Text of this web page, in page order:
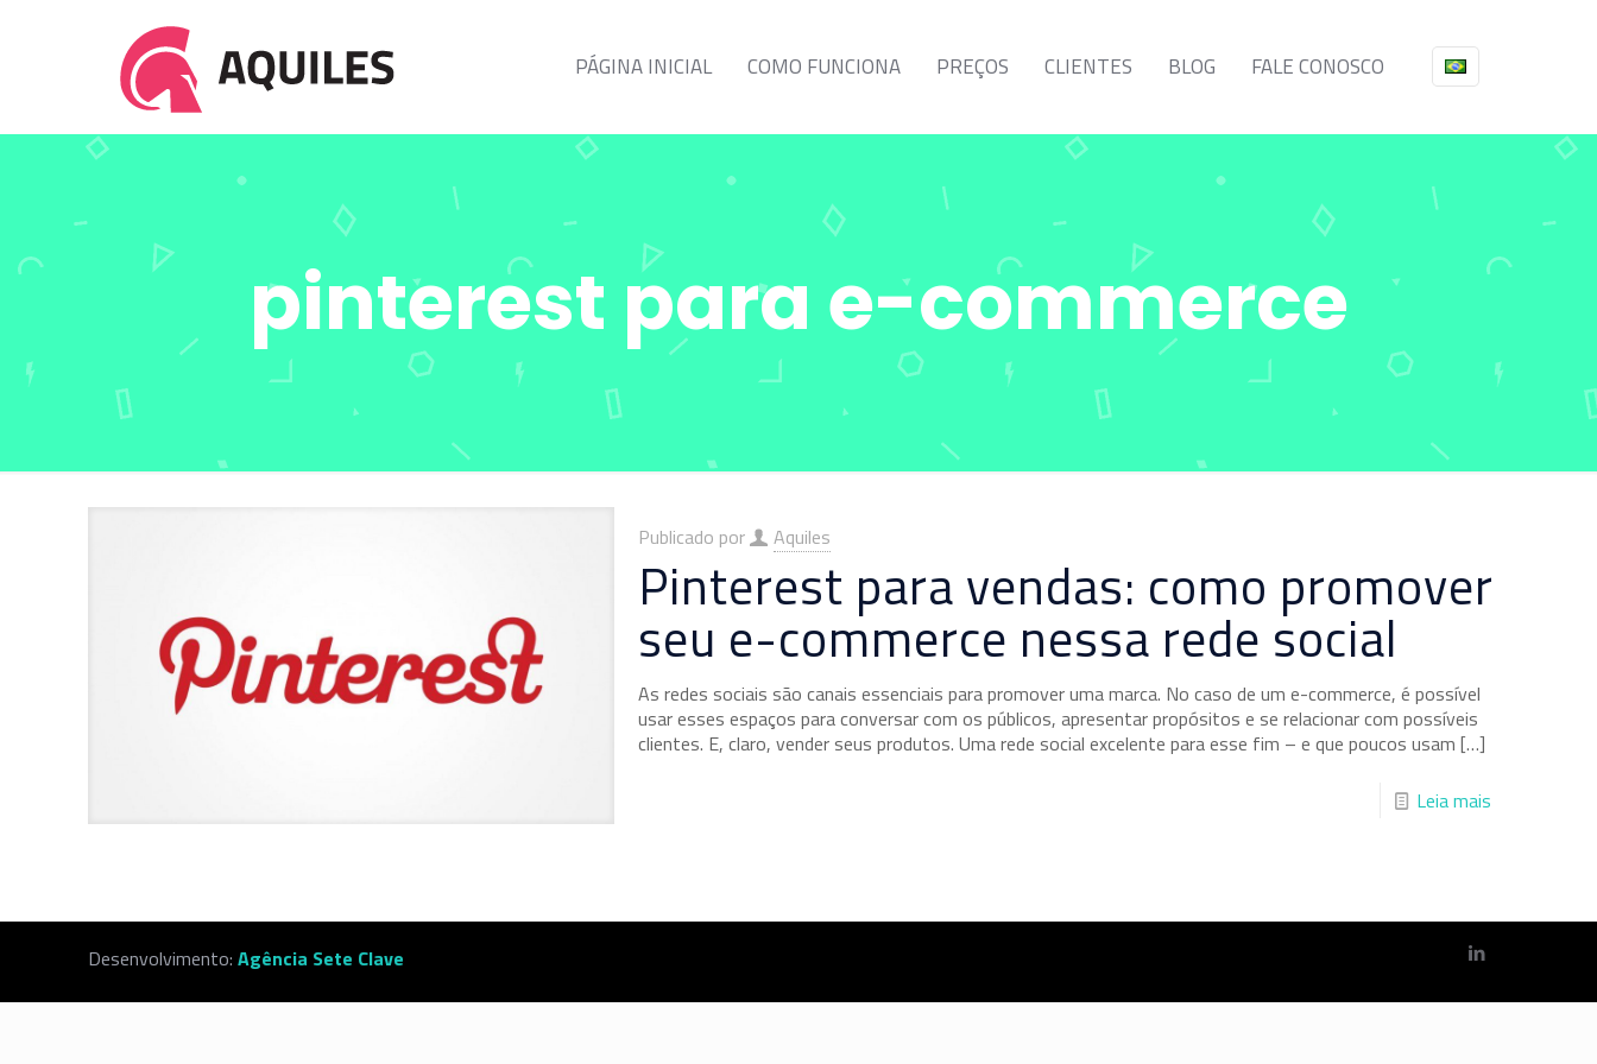
PÁGINA INICIAL COMO FUNCIONA PREÇOS CLIENTES BLOG FALE CONOSCO
pinterest para e-commerce
Publicado por Aquiles
Pinterest para vendas: como promover
seu e-commerce nessa rede social
As redes sociais são canais essenciais para promover uma marca. No caso de um e-commerce, é possível
usar esses espaços para conversar com os públicos, apresentar propósitos e se relacionar com possíveis
clientes. E, claro, vender seus produtos. Uma rede social excelente para esse fim – e que poucos usam […]
Leia mais
Desenvolvimento: Agência Sete Clave